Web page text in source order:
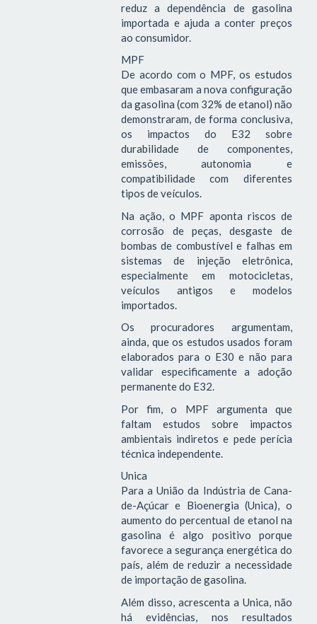
reduz a dependência de gasolina
importada e ajuda a conter preços
ao consumidor.
MPF
De acordo com o MPF, os estudos
que embasaram a nova configuração
da gasolina (com 32% de etanol) não
demonstraram, de forma conclusiva,
os impactos do E32 sobre
durabilidade de componentes,
emissões, autonomia e
compatibilidade com diferentes
tipos de veículos.
Na ação, o MPF aponta riscos de
corrosão de peças, desgaste de
bombas de combustível e falhas em
sistemas de injeção eletrônica,
especialmente em motocicletas,
veículos antigos e modelos
importados.
Os procuradores argumentam,
ainda, que os estudos usados foram
elaborados para o E30 e não para
validar especificamente a adoção
permanente do E32.
Por fim, o MPF argumenta que
faltam estudos sobre impactos
ambientais indiretos e pede perícia
técnica independente.
Unica
Para a União da Indústria de Cana-
de-Açúcar e Bioenergia (Unica), o
aumento do percentual de etanol na
gasolina é algo positivo porque
favorece a segurança energética do
país, além de reduzir a necessidade
de importação de gasolina.
Além disso, acrescenta a Unica, não
há evidências, nos resultados